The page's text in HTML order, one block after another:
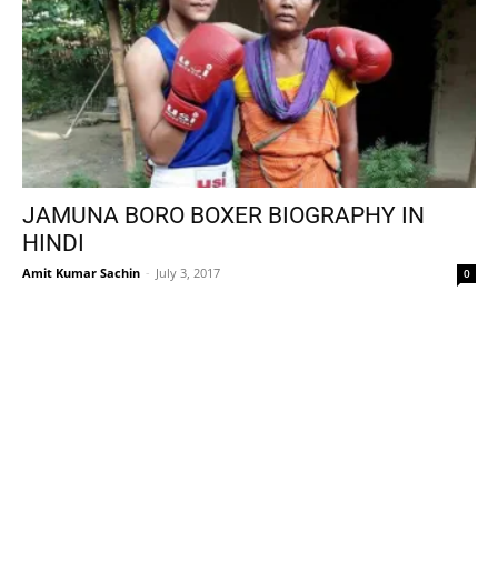
JAMUNA BORO BOXER BIOGRAPHY IN
HINDI
Amit Kumar Sachin - July 3, 2017 0